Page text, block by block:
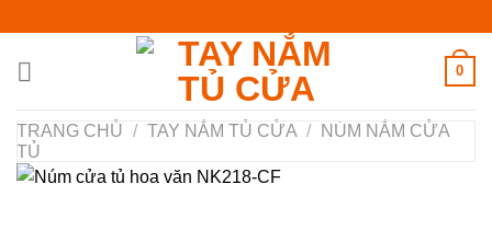
nội
0
TRANG CHỦ / TAY NẮM TỦ CỬA /
NÚM NẮM CỬA
TỦ